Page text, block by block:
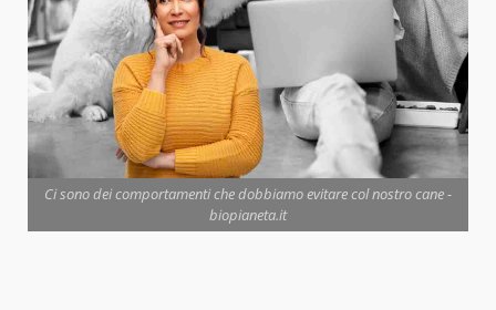
Ci sono dei comportamenti che dobbiamo evitare col nostro cane -
biopianeta.it